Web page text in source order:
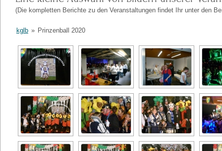
(Die kompletten Berichte zu den Veranstaltungen findet Ihr unter den
kglb » Prinzenball 2020